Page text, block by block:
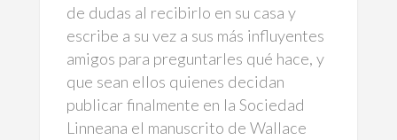
de dudas al recibirlo en su casa y
escribe a su vez a sus más influyentes
amigos para preguntarles qué hace, y
que sean ellos quienes decidan
publicar finalmente en la Sociedad
Linneana el manuscrito de Wallace